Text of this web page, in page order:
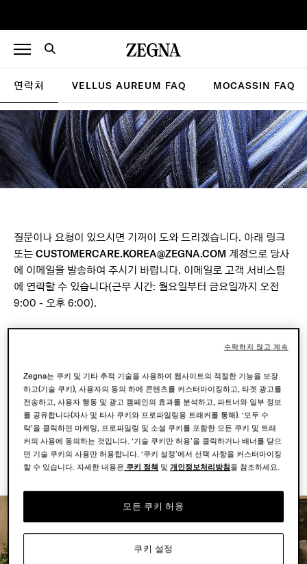
연락처 VELLUS AUREUM FAQ MOCASSIN FAQ
질문이나 요청이 있으시면 기꺼이 도와 드리겠습니다. 아래 링크
또는 CUSTOMERCARE.KOREA@ZEGNA.COM 계정으로 당사
에 이메일을 발송하여 주시기 바랍니다. 이메일로 고객 서비스팀
에 연락할 수 있습니다(근무 시간: 월요일부터 금요일까지 오전
9:00 - 오후 6:00).
메시지 보내기
Zegna는 쿠키 및 기타 추적 기술을 사용하여 웹사이트의 적절한 기능을 보장
하고(기술 쿠키), 사용자의 동의 하에 콘텐츠를 커스터마이징하고, 타겟 광고를
전송하고, 사용자 행동 및 광고 캠페인의 효과를 분석하고, 파트너와 일부 정보
를 공유합니다(자사 및 타사 쿠키와 프로파일링용 트래커를 통해). ‘모두 수
락’을 클릭하면 마케팅, 프로파일링 및 소셜 쿠키를 포함한 모든 쿠키 및 트래
커의 사용에 동의하는 것입니다. ‘기술 쿠키만 허용’을 클릭하거나 배너를 닫으
면 기술 쿠키의 사용만 허용합니다. ‘쿠키 설정’에서 선택 사항을 커스터마이징
할 수 있습니다. 자세한 내용은 쿠키 정책 및개인정보처리방침을 참조하세요.
모든 쿠키 허용
쿠키 설정
수락하지 않고 계속